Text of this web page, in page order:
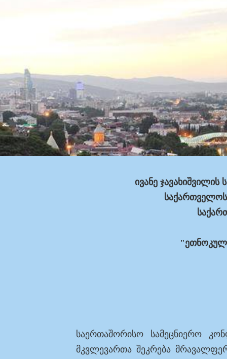
ივანე
საერთაშორისო სამეცნიერო
მკვლევართა შეკრება